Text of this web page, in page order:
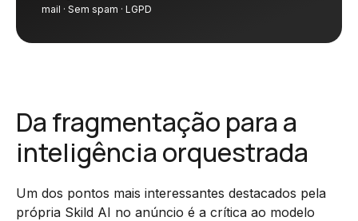
mail · Sem spam · LGPD
Da fragmentação para a
inteligência orquestrada
Um dos pontos mais interessantes destacados pela
própria Skild AI no anúncio é a crítica ao modelo